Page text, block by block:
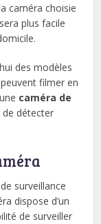
caméra choisie
plus facile
des modèles
filmer en
caméra de
de détecter
surveillance
dispose d’un
de surveiller